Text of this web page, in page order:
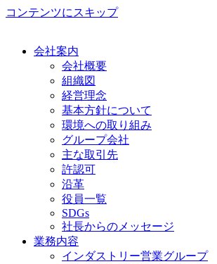
コンテンツにスキップ
会社案内
会社概要
組織図
経営理念
基本方針について
環境への取り組み
グループ会社
主な取引先
許認可
沿革
役員一覧
SDGs
社長からのメッセージ
業務内容
インダストリー営業グループ